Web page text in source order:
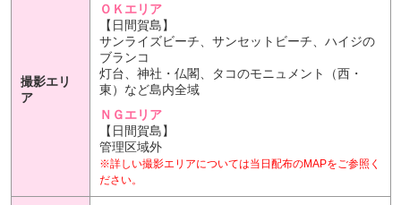
撮影エリ
ア
ＯＫエリア
【日間賀島】
サンライズビーチ、サンセットビーチ、ハイジの
ブランコ
灯台、神社・仏閣、タコのモニュメント（西・
東）など島内全域
ＮＧエリア
【日間賀島】
管理区域外
※詳しい撮影エリアについては当日配布のMAPをご参照く
ださい。